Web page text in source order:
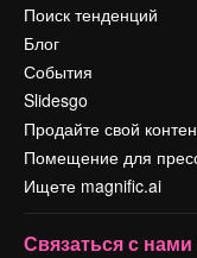
Поиск тенденций
Блог
События
Slidesgo
Продайте свой
Помещение для
Ищете magnific.ai
Связаться с нами